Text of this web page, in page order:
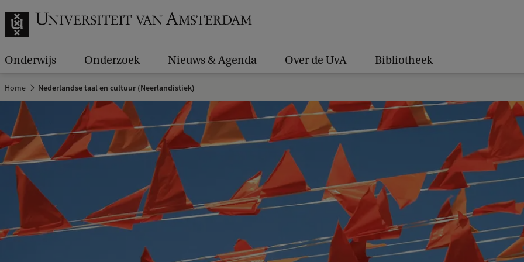
Onderwijs Onderzoek Nieuws & Agenda Over de UvA Bibliotheek
Home Nederlandse taal en cultuur (Neerlandistiek)